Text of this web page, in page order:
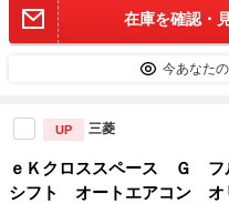
在庫を確認・
今あなた
UP 三菱
ｅＫクロススペース Ｇ フ
シフト オートエアコン オ